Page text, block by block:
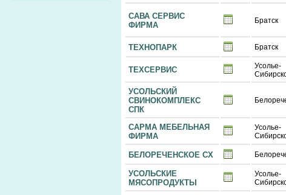
САВА СЕРВИС
ФИРМА
Братск
ТЕХНОПАРК Братск
ТЕХСЕРВИС
Усолье-
УСОЛЬСКИЙ
СВИНОКОМПЛЕКС
СПК
САРМА МЕБЕЛЬНАЯ
ФИРМА
Усолье-
БЕЛОРЕЧЕНСКОЕ СХ
УСОЛЬСКИЕ
МЯСОПРОДУКТЫ
Усолье-